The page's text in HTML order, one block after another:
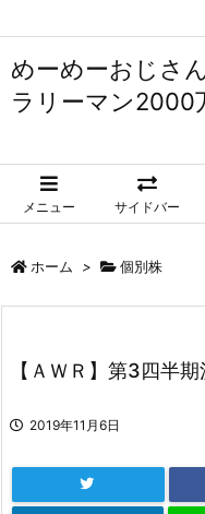
めーめーおじさ
ラリーマン2000
メニュー サイドバー
ホーム > 個別株
【ＡＷＲ】第3四半
2019年11月6日